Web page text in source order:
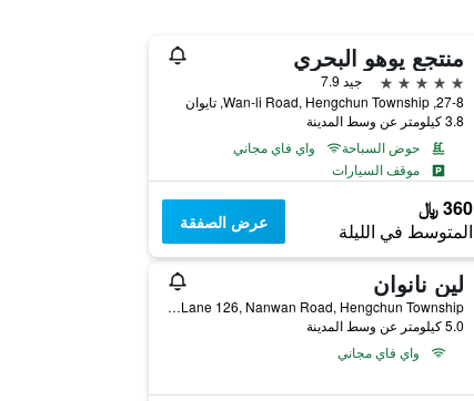
منتجع يوهو البحري
5 نجوم
جيد 7.9
27-8, Wan-li Road, Hengchun Township, تايوان
3.8 كيلومتر عن وسط المدينة
حوض السباحة
واي فاي مجاني
موقف السيارات
360 ﷼
المتوسط في الليلة عرض الصفقة
لين نانوان
No. 3, Lane 126, Nanwan Road, Hengchun Township, تايوان
5.0 كيلومتر عن وسط المدينة
واي فاي مجاني